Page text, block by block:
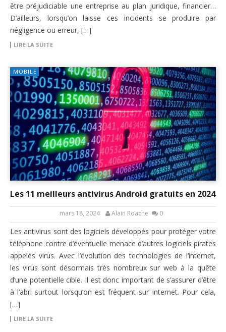
être préjudiciable une entreprise au plan juridique, financier…
D’ailleurs, lorsqu’on laisse ces incidents se produire par
négligence ou erreur, […]
LIRE LA SUITE
MOBILE
Les 11 meilleurs antivirus Android gratuits en 2024
mars 18, 2024 Alain Roache 0
Les antivirus sont des logiciels développés pour protéger votre
téléphone contre d’éventuelle menace d’autres logiciels pirates
appelés virus. Avec l’évolution des technologies de l’internet,
les virus sont désormais très nombreux sur web à la quête
d’une potentielle cible. Il est donc important de s’assurer d’être
à l’abri surtout lorsqu’on est fréquent sur internet. Pour cela,
[…]
LIRE LA SUITE